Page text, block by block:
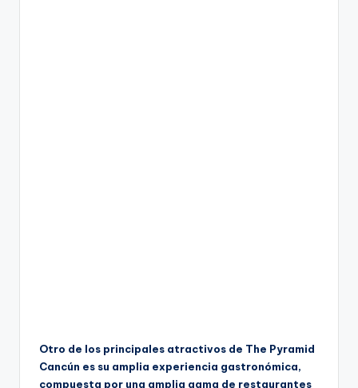
Otro de los principales atractivos de The Pyramid
Cancún es su amplia experiencia gastronómica,
compuesta por una amplia gama de restaurantes